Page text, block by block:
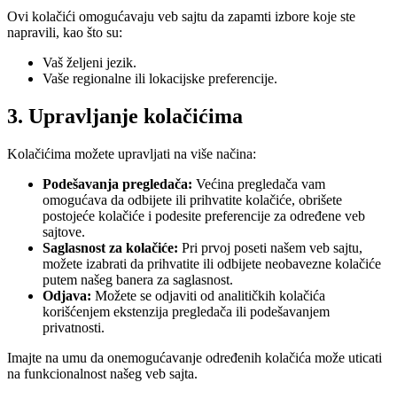
Ovi kolačići omogućavaju veb sajtu da zapamti izbore koje ste
napravili, kao što su:
Vaš željeni jezik.
Vaše regionalne ili lokacijske preferencije.
3. Upravljanje kolačićima
Kolačićima možete upravljati na više načina:
Podešavanja pregledača: Većina pregledača vam
omogućava da odbijete ili prihvatite kolačiće, obrišete
postojeće kolačiće i podesite preferencije za određene veb
sajtove.
Saglasnost za kolačiće: Pri prvoj poseti našem veb sajtu,
možete izabrati da prihvatite ili odbijete neobavezne kolačiće
putem našeg banera za saglasnost.
Odjava: Možete se odjaviti od analitičkih kolačića
korišćenjem ekstenzija pregledača ili podešavanjem
privatnosti.
Imajte na umu da onemogućavanje određenih kolačića može uticati
na funkcionalnost našeg veb sajta.